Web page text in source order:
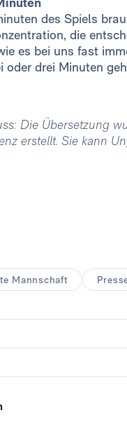
des Spiels
die
es bei uns fast
oder drei Minuten
Die Übersetzung
erstellt. Sie kann
Mannschaft